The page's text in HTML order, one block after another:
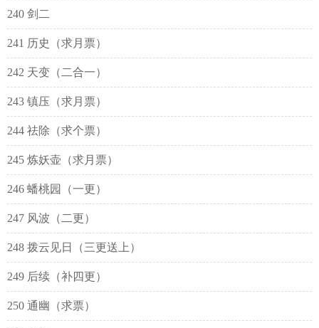
240 剑二
241 历史（求月票）
242 天变（二合一）
243 镇压（求月票）
244 祛除（求个票）
245 炼妖壶（求月票）
246 蟠桃园（一更）
247 风波（二更）
248 拨云见日（三更送上）
249 后续（补四更）
250 通幽（求票）